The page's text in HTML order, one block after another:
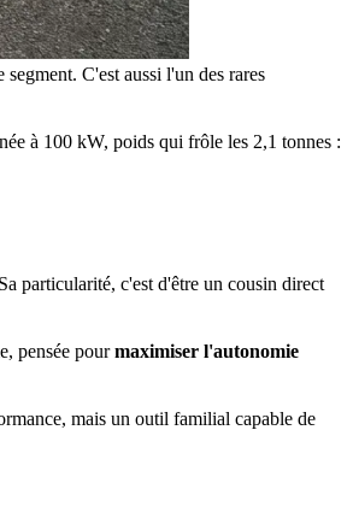
C'est aussi l'un des rares
à 100 kW, poids qui frôle les 2,1 tonnes :
particularité, c'est d'être un cousin direct
pensée pourmaximiser l'autonomie
mais un outil familial capable de